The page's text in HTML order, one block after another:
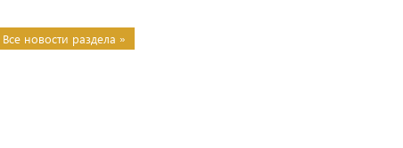
Все новости раздела »